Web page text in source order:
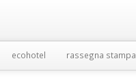
ecohotel rassegna stampa